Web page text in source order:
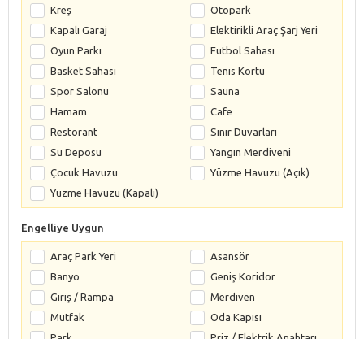
Kreş
Otopark
Kapalı Garaj
Elektirikli Araç Şarj Yeri
Oyun Parkı
Futbol Sahası
Basket Sahası
Tenis Kortu
Spor Salonu
Sauna
Hamam
Cafe
Restorant
Sınır Duvarları
Su Deposu
Yangın Merdiveni
Çocuk Havuzu
Yüzme Havuzu (Açık)
Yüzme Havuzu (Kapalı)
Engelliye Uygun
Araç Park Yeri
Asansör
Banyo
Geniş Koridor
Giriş / Rampa
Merdiven
Mutfak
Oda Kapısı